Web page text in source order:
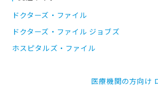
ドクターズ・ファイル
ドクターズ・ファイル ジョブズ
ホスピタルズ・ファイル
医療機関の方向け